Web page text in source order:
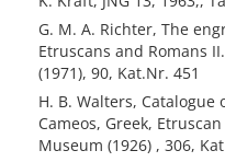
G. M. A. Richter, The
Etruscans and Romans
(1971), 90, Kat.Nr. 451
H. B. Walters, Catalogue
Cameos, Greek,
Museum (1926) , 306,